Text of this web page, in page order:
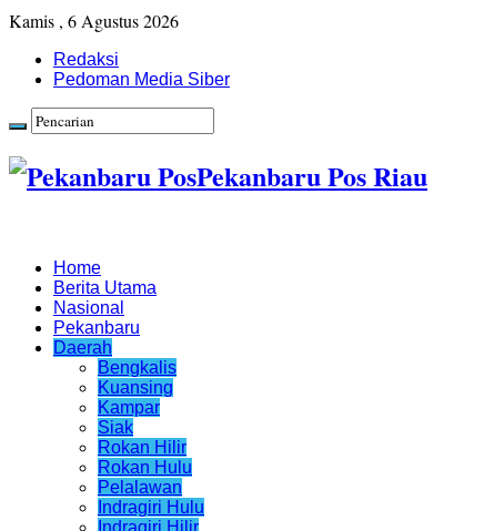
Kamis , 6 Agustus 2026
Redaksi
Pedoman Media Siber
Pekanbaru Pos Riau
Home
Berita Utama
Nasional
Pekanbaru
Daerah
Bengkalis
Kuansing
Kampar
Siak
Rokan Hilir
Rokan Hulu
Pelalawan
Indragiri Hulu
Indragiri Hilir